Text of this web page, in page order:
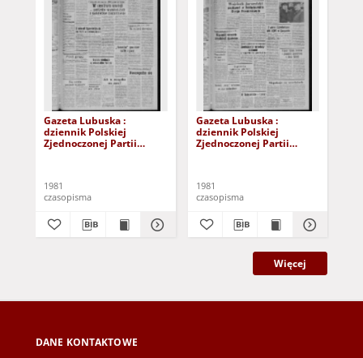
Gazeta Lubuska :
dziennik Polskiej
Zjednoczonej Partii
Wyd. A
1981
czasopisma
Gazeta Lubuska :
dziennik Polskiej
Zjednoczonej Partii
Wyd. A
1981
czasopisma
Więcej
DANE KONTAKTOWE